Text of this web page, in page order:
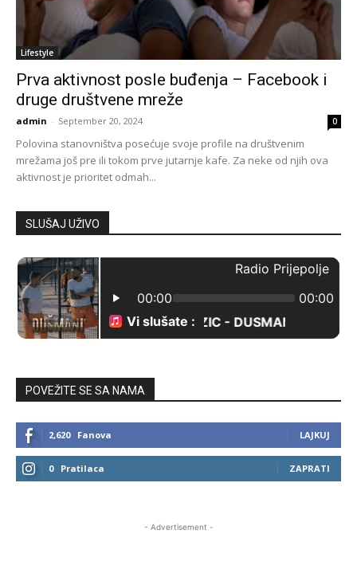
Lifestyle
Prva aktivnost posle buđenja – Facebook i
druge društvene mreže
admin - September 20, 2024 0
Polovina stanovništva posećuje svoje profile na društvenim
mrežama još pre ili tokom prve jutarnje kafe. Za neke od njih ova
aktivnost je prioritet odmah...
SLUŠAJ UŽIVO
POVEŽITE SE SA NAMA
2,620 Fanova LAJKUJ
0 Pratilaca ZAPRATI
- Advertisement -